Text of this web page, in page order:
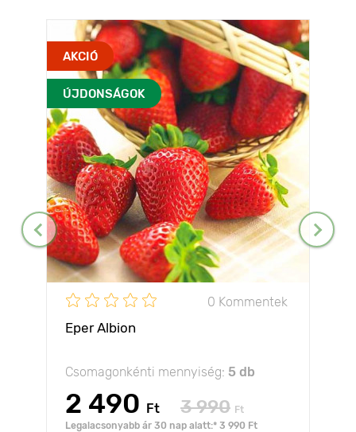
AKCIÓ
ÚJDONSÁGOK
0 Kommentek
Eper Albion
Csomagonkénti mennyiség: 5 db
2 490 Ft 3 990 Ft
Legalacsonyabb ár 30 nap alatt:* 3 990 Ft